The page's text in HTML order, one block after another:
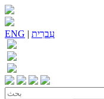
ENG | עִברִית